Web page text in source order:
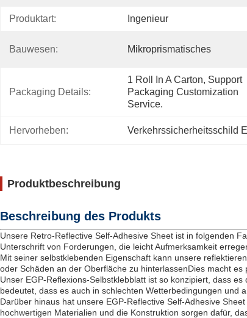
Produktart: Ingenieur
Bauwesen: Mikroprismatisches
Packaging Details:
1 Roll In A Carton, Support
Packaging Customization
Service.
Hervorheben: Verkehrssicherheitsschild
Produktbeschreibung
Beschreibung des Produkts
Unsere Retro-Reflective Self-Adhesive Sheet ist in folgenden
Unterschrift von Forderungen, die leicht Aufmerksamkeit
Mit seiner selbstklebenden Eigenschaft kann unsere
oder Schäden an der Oberfläche zu hinterlassenDies macht
Unser EGP-Reflexions-Selbstklebblatt ist so konzipiert, dass
bedeutet, dass es auch in schlechten Wetterbedingungen und
Darüber hinaus hat unsere EGP-Reflective Self-Adhesive
hochwertigen Materialien und die Konstruktion sorgen dafür,